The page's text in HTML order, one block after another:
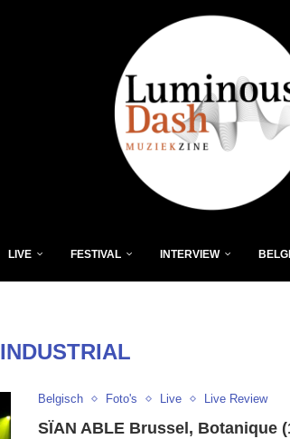
LIVE FESTIVAL INTERVIEW
INDUSTRIAL
Belgisch Foto's Live Live Review
SÏAN ABLE Brussel, Botanique